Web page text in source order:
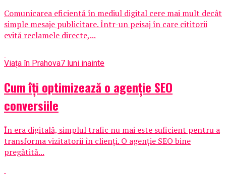
Comunicarea eficientă în mediul digital cere mai mult decât
simple mesaje publicitare. Într-un peisaj în care cititorii
evită reclamele directe,...
Viața în Prahova7 luni inainte
Cum îți optimizează o agenție SEO
conversiile
În era digitală, simplul trafic nu mai este suficient pentru a
transforma vizitatorii în clienți. O agenție SEO bine
pregătită...